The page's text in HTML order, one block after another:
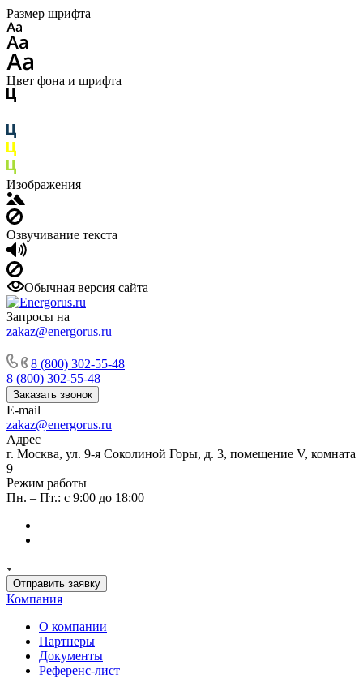
Размер шрифта
Цвет фона и шрифта
Изображения
Озвучивание текста
Обычная версия сайта
Запросы на
zakaz@energorus.ru
8 (800) 302-55-48
8 (800) 302-55-48
Заказать звонок
E-mail
zakaz@energorus.ru
Адрес
г. Москва, ул. 9-я Соколиной Горы, д. 3, помещение V, комната
9
Режим работы
Пн. – Пт.: с 9:00 до 18:00
Отправить заявку
Компания
О компании
Партнеры
Документы
Референс-лист